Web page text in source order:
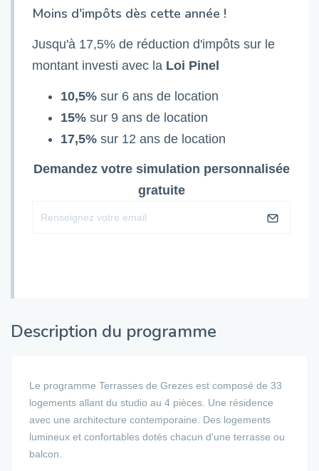
Moins d'impôts dès cette année !
Jusqu'à 17,5% de réduction d'impôts sur le
montant investi avec la Loi Pinel
10,5% sur 6 ans de location
15% sur 9 ans de location
17,5% sur 12 ans de location
Demandez votre simulation personnalisée
gratuite
Description du programme
Le programme Terrasses de Grezes est composé de 33
logements allant du studio au 4 pièces. Une résidence
avec une architecture contemporaine. Des logements
lumineux et confortables dotés chacun d'une terrasse ou
balcon.